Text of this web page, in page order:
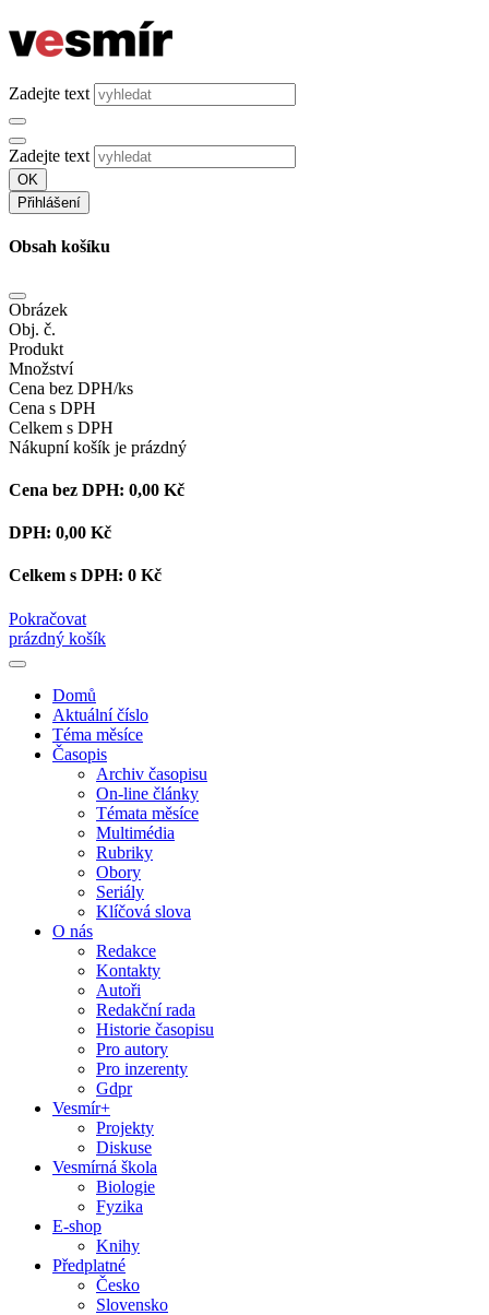
Zadejte text
Zadejte text
OK
Přihlášení
Obsah košíku
Obrázek
Obj. č.
Produkt
Množství
Cena bez DPH/ks
Cena s DPH
Celkem s DPH
Nákupní košík je prázdný
Cena bez DPH: 0,00 Kč
DPH: 0,00 Kč
Celkem s DPH: 0 Kč
Pokračovat
prázdný košík
Domů
Aktuální číslo
Téma měsíce
Časopis
Archiv časopisu
On-line články
Témata měsíce
Multimédia
Rubriky
Obory
Seriály
Klíčová slova
O nás
Redakce
Kontakty
Autoři
Redakční rada
Historie časopisu
Pro autory
Pro inzerenty
Gdpr
Vesmír+
Projekty
Diskuse
Vesmírná škola
Biologie
Fyzika
E-shop
Knihy
Předplatné
Česko
Slovensko